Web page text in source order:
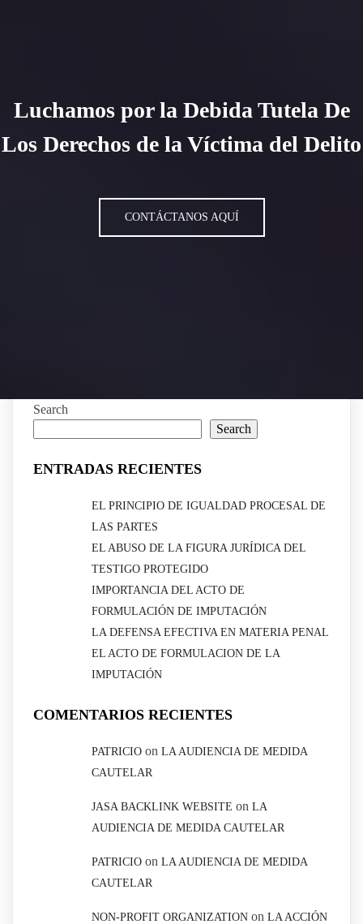
Luchamos por la Debida Tutela De
Los Derechos de la Víctima del Delito
CONTÁCTANOS AQUÍ
Search
Search
ENTRADAS RECIENTES
EL PRINCIPIO DE IGUALDAD PROCESAL DE
LAS PARTES
EL ABUSO DE LA FIGURA JURÍDICA DEL
TESTIGO PROTEGIDO
IMPORTANCIA DEL ACTO DE
FORMULACIÓN DE IMPUTACIÓN
LA DEFENSA EFECTIVA EN MATERIA PENAL
EL ACTO DE FORMULACION DE LA
IMPUTACIÓN
COMENTARIOS RECIENTES
PATRICIO on LA AUDIENCIA DE MEDIDA
CAUTELAR
JASA BACKLINK WEBSITE on LA
AUDIENCIA DE MEDIDA CAUTELAR
PATRICIO on LA AUDIENCIA DE MEDIDA
CAUTELAR
NON-PROFIT ORGANIZATION on LA ACCIÓN